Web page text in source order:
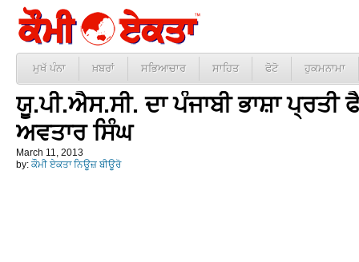
ਮੁਖੱ ਪੰਨਾ ਖ਼ਬਰਾਂ ਸਭਿਆਚਾਰ ਸਾਹਿਤ ਫੋਟੋ ਹੁਕਮਨਾਮਾ
ਯੂ.ਪੀ.ਐਸ.ਸੀ. ਦਾ ਪੰਜਾਬੀ ਭਾਸ਼ਾ ਪ੍ਰਤੀ
ਅਵਤਾਰ ਸਿੰਘ
March 11, 2013
by: ਕੌਮੀ ਏਕਤਾ ਨਿਊਜ਼ ਬੀਊਰੋ